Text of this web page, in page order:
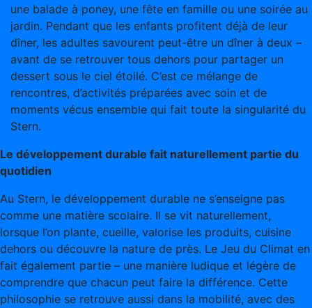
une balade à poney, une fête en famille ou une soirée au
jardin. Pendant que les enfants profitent déjà de leur
dîner, les adultes savourent peut-être un dîner à deux –
avant de se retrouver tous dehors pour partager un
dessert sous le ciel étoilé. C’est ce mélange de
rencontres, d’activités préparées avec soin et de
moments vécus ensemble qui fait toute la singularité du
Stern.
Le développement durable fait naturellement partie du
quotidien
Au Stern, le développement durable ne s’enseigne pas
comme une matière scolaire. Il se vit naturellement,
lorsque l’on plante, cueille, valorise les produits, cuisine
dehors ou découvre la nature de près. Le Jeu du Climat en
fait également partie – une manière ludique et légère de
comprendre que chacun peut faire la différence. Cette
philosophie se retrouve aussi dans la mobilité, avec des